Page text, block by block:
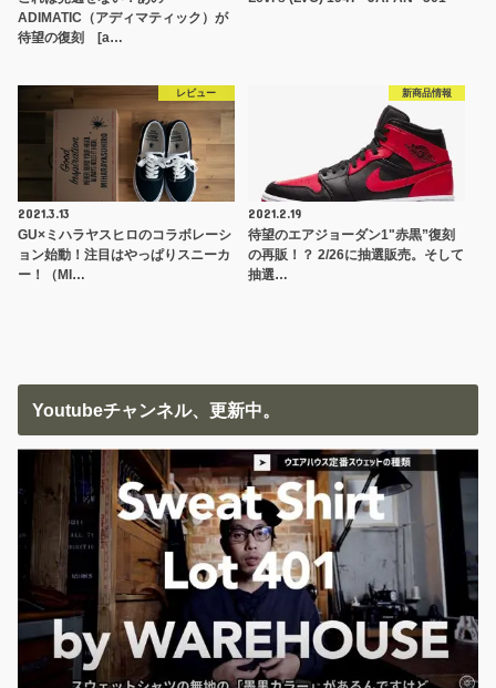
ADIMATIC（アディマティック）が
待望の復刻 [a…
レビュー
2021.3.13
GU×ミハラヤスヒロのコラボレーシ
ョン始動！注目はやっぱりスニーカ
ー！（MI…
新商品情報
2021.2.19
待望のエアジョーダン1"赤黒”復刻
の再販！？ 2/26に抽選販売。そして
抽選…
Youtubeチャンネル、更新中。